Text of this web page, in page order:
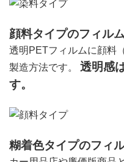
顔料タイプのフィル
透明PETフィルムに顔料
製造方法です。 透明感
す。
糊着色タイプのフィ